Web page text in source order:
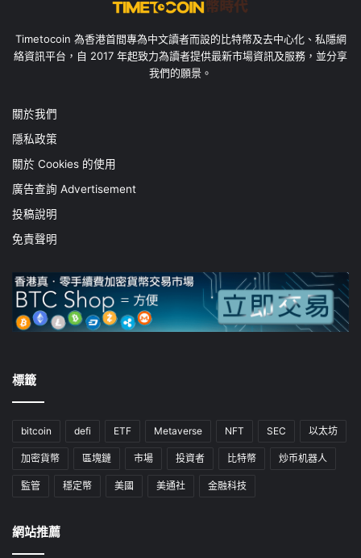
Timetocoin 為香港首間專為中文讀者而設的比特幣及去中心化、私隱網
絡資訊平台，自 2017 年起致力為讀者提供最新市場資訊及服務，並分享
我們的願景。
關於我們
隱私政策
關於 Cookies 的使用
廣告查詢 Advertisement
投稿說明
免責聲明
標籤
bitcoin defi ETF Metaverse NFT SEC 以太坊
加密貨幣 區塊鏈 市場 投資者 比特幣 炒币机器人
監管 穩定幣 美國 美通社 金融科技
網站推薦